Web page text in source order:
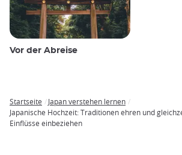
Vor der Abreise
Breadcrumb
Startseite
Japan verstehen lernen
Japanische Hochzeit: Traditionen ehren und
Einflüsse einbeziehen